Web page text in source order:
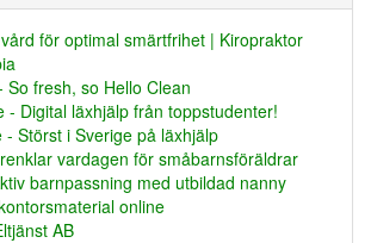
för optimal smärtfrihet | Kiropraktor
So fresh, so Hello Clean
- Digital läxhjälp från toppstudenter!
- Störst i Sverige på läxhjälp
vardagen för småbarnsföräldrar
barnpassning med utbildad nanny
online
AB